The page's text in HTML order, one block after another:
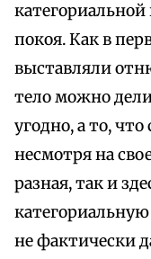
покоя. Как в
выставляли
тело можно
угодно, а то,
несмотря на
разная, так и
не фактически